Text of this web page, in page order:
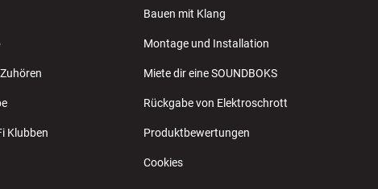
Klubben
Bauen mit Klang
Montage und Installation
Miete dir eine SOUNDBOKS
Rückgabe von Elektroschrott
Produktbewertungen
Cookies